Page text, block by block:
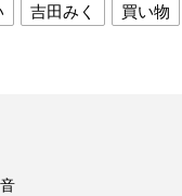
吉田みく
買い物